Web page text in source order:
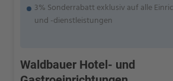
3% Sonderrabatt exklusiv auf alle
und -dienstleistungen
Waldbauer Hotel- und